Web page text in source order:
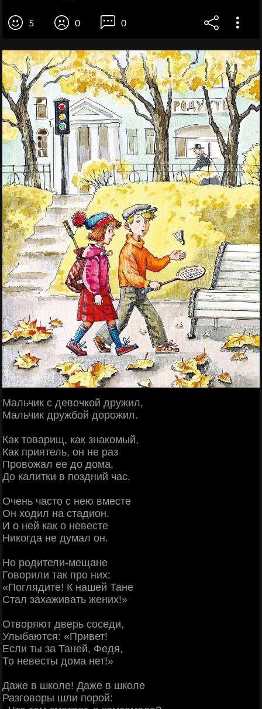
5 0 0
Мальчик с девочкой дружил,
Мальчик дружбой дорожил.
Как товарищ, как знакомый,
Как приятель, он не раз
Провожал ее до дома,
До калитки в поздний час.
Очень часто с нею вместе
Он ходил на стадион.
И о ней как о невесте
Никогда не думал он.
Но родители-мещане
Говорили так про них:
«Поглядите! К нашей Тане
Стал захаживать жених!»
Отворяют дверь соседи,
Улыбаются: «Привет!
Если ты за Таней, Федя,
То невесты дома нет!»
Даже в школе! Даже в школе
Разговоры шли порой: